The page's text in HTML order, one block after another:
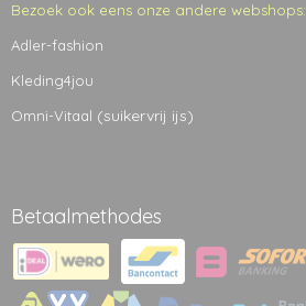
Bezoek ook eens onze andere webshops:
Adler-fashion
Kleding4jou
Omni-Vitaal (suikervrij ijs)
Betaalmethodes